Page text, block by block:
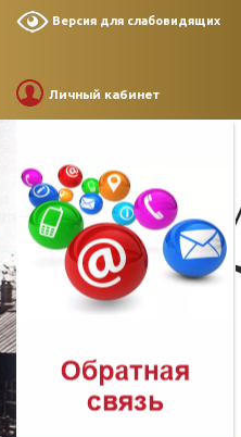
Версия для слабовидящих
Личный кабинет